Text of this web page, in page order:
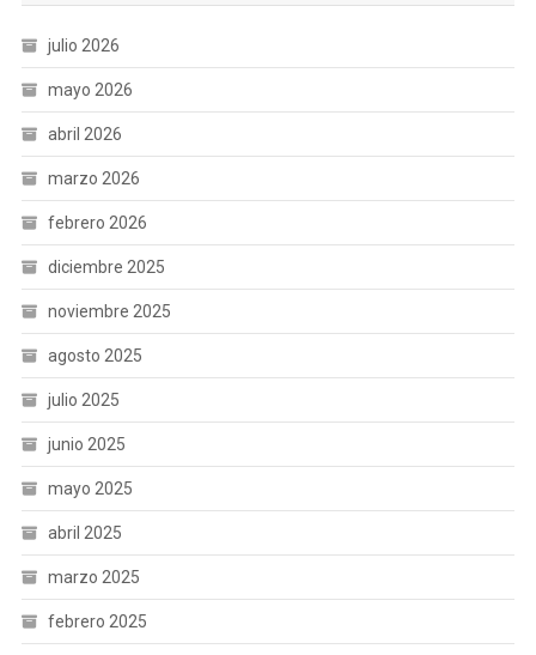
julio 2026
mayo 2026
abril 2026
marzo 2026
febrero 2026
diciembre 2025
noviembre 2025
agosto 2025
julio 2025
junio 2025
mayo 2025
abril 2025
marzo 2025
febrero 2025